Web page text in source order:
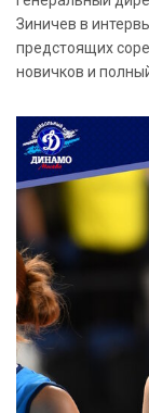
Зиничев в
предстоящих
новичков и